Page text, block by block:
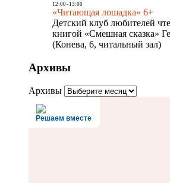
12:00- 13:00
«Читающая лошадка» 6+
Детский клуб любителей
книгой «Смешная сказка»
(Конева, 6, читальный зал)
Архивы
Архивы
Решаем вместе